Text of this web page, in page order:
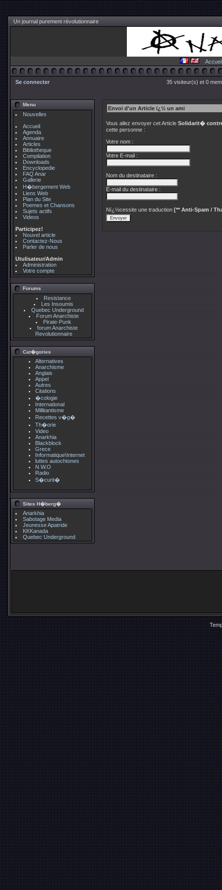
Un journal purement révolutionnaire
Accueil
Se connecter 35 visiteur(s) et 0
Menu
Nouvelles
Accueil
Agenda
Annuaire
Articles
Bibliotheque
Compilation
Downloads
Encyclopedie
FAQ Anar
Gallerie
H�bergement Web
Liens Web
Plan du Site
Poemes et Chansons
Sujets actifs
Videos
Participez!
Nouvel article
Contactez-Nous
Parler de nous
Utulisateur/Admin
Administration
Votre compte
Forums
Resistance
Les Insoumis
Quebec Underground
Forum Anarchiste
Pirate-Punk
forum Anarchiste
Revolutionnaire
Cat�gories
Alternatives
Anarchisme
Anglais
Appel
Autres
Citations
�cologie
International
Millitantisme
Recettes v�g�
Th�orie
Video
Anarkhia
Blackblock
Grece
Informatique\Internet
luttes autochtones
N.W.O
Radio
S�curit�
Sites H�berg�
Anarkhia
Sabotage Media
Jeunesse Apatride
KKKanada
Quebec Underground
Envoi d'un Article ï¿½ un ami
Vous allez envoyer cet Article Solidarit�
cette personne :
Votre nom :
Votre E-mail :
Nom du destinataire :
E-mail du destinataire :
Nï¿½cessite une traduction [** Anti-Spam /